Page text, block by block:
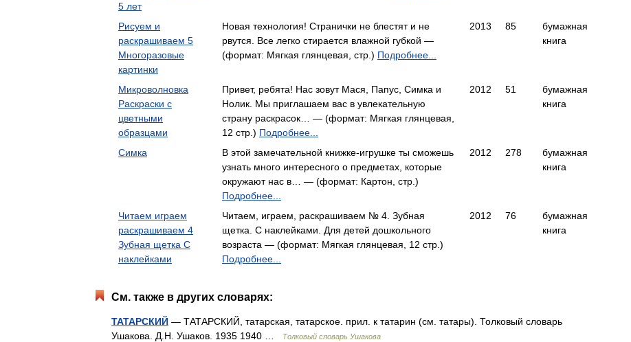
5 лет
Рисуем и
раскрашиваем 5
Многоразовые
картинки
Новая технология! Странички не блестят и не
рвутся. Все легко стирается влажной губкой —
(формат: Мягкая глянцевая, стр.) Подробнее...
2013 85
бумажная
книга
Микроволновка
Раскраски с
цветными
образцами
Привет, ребята! Нас зовут Мася, Папус, Симка и
Нолик. Мы приглашаем вас в увлекательную
страну раскрасок… — (формат: Мягкая глянцевая,
12 стр.) Подробнее...
2012 51
бумажная
книга
Симка
В этой замечательной книжке-игрушке ты сможешь
узнать много интересного о предметах, которые
окружают нас в… — (формат: Картон, стр.)
Подробнее...
2012 278
бумажная
книга
Читаем играем
раскрашиваем 4
Зубная щетка С
наклейками
Читаем, играем, раскрашиваем № 4. Зубная
щетка. С наклейками. Для детей дошкольного
возраста — (формат: Мягкая глянцевая, 12 стр.)
Подробнее...
2012 76
бумажная
книга
См. также в других словарях:
ТАТАРСКИЙ — ТАТАРСКИЙ, татарская, татарское. прил. к татарин (см. татары). Толковый словарь
Ушакова. Д.Н. Ушаков. 1935 1940 …
Толковый словарь Ушакова